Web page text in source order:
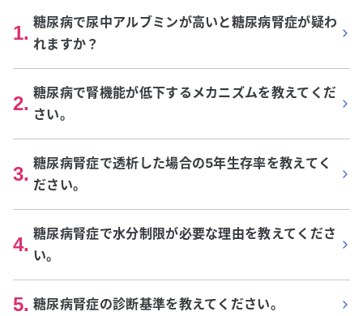
1. 糖尿病で尿中アルブミンが高いと糖尿病腎症が疑わ
れますか？
2. 糖尿病で腎機能が低下するメカニズムを教えてくだ
さい。
3. 糖尿病腎症で透析した場合の5年生存率を教えてく
ださい。
4. 糖尿病腎症で水分制限が必要な理由を教えてくださ
い。
5. 糖尿病腎症の診断基準を教えてください。